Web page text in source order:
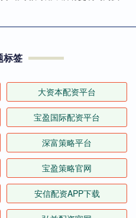
标签
大资本配资平台
宝盈国际配资平台
深富策略平台
宝盈策略官网
安信配资APP下载